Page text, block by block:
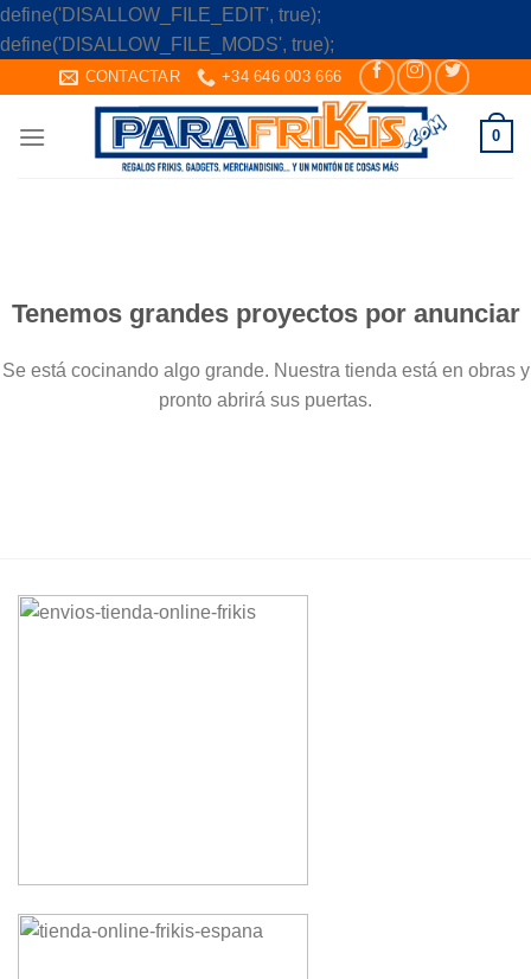
define('DISALLOW_FILE_EDIT', true);
define('DISALLOW_FILE_MODS', true);
to
content
CONTACTAR +34 646 003 666
0
Tenemos grandes proyectos por anunciar
Se está cocinando algo grande. Nuestra tienda está en obras y
pronto abrirá sus puertas.